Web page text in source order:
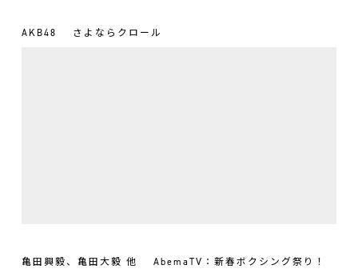
AKB48 さよならクロール
亀田興毅、亀田大毅 他 AbemaTV：新春ボクシング祭り！